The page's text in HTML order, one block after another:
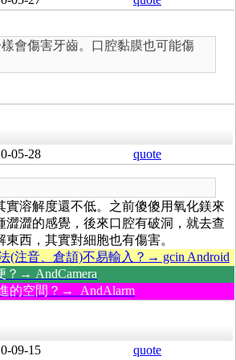
會傷害牙齒。口腔黏膜也可能傷
05-28 quote
實溶解度還不低。之前傻傻用氧化鎂來
澀澀的感覺，後來口腔有破洞，就去查
西，其實對細胞也有傷害。
(注音、倉頡)不易輸入？→ gcin Android
？→ AndCamera
的空間？→ AndAlarm
09-15 quote